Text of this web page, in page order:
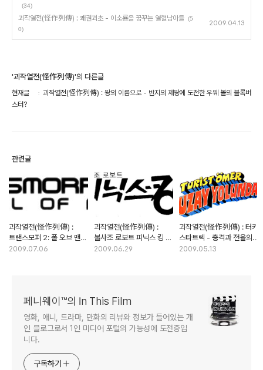
(34)
괴작열전(怪作列傳) : 쾌권괴초 - 이소룡을 꿈꾸는 열혈남아들 (5
0)
2009.04.13
'괴작열전(怪作列傳)'의 다른글
현재글
괴작열전(怪作列傳) : 왕의 이름으로 - 반지의 제왕에 도전한 우웨 볼의 블록버
스터?
관련글
괴작열전(怪作列傳) :
트랜스모퍼 2: 폴 오브 맨
(스카이모퍼) - 이젠
2009.07.06
괴작열전(怪作列傳) :
불사조 로보트 피닉스 킹 -
세계 최초의 트랜스포머
2009.06.29
괴작열전(怪作列傳) : 터키
스타트렉 - 충격과 전율의
무판권 스핀오프
2009.05.13
페니웨이™의 In This Film
영화, 애니, 드라마, 만화의 리뷰와 정보가 들어있는 개
인 블로그로서 1인 미디어 포털의 가능성에 도전중입
니다.
구독하기